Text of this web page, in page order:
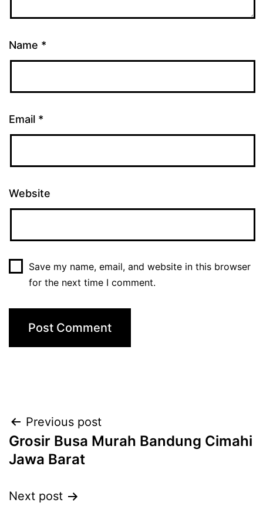
Name *
Email *
Website
Save my name, email, and website in this browser
for the next time I comment.
Post
navigation
Previous post
Grosir Busa Murah Bandung Cimahi
Jawa Barat
Next post